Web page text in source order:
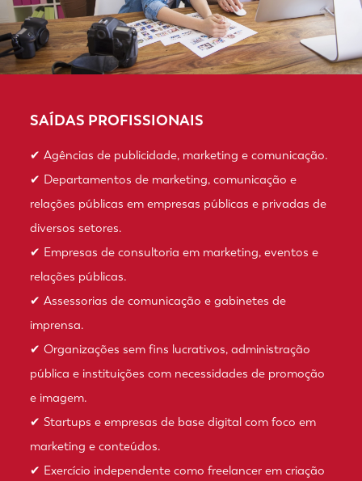
SAÍDAS PROFISSIONAIS
✔ Agências de publicidade, marketing e comunicação.
✔ Departamentos de marketing, comunicação e
relações públicas em empresas públicas e privadas de
diversos setores.
✔ Empresas de consultoria em marketing, eventos e
relações públicas.
✔ Assessorias de comunicação e gabinetes de
imprensa.
✔ Organizações sem fins lucrativos, administração
pública e instituições com necessidades de promoção
e imagem.
✔ Startups e empresas de base digital com foco em
marketing e conteúdos.
✔ Exercício independente como freelancer em criação